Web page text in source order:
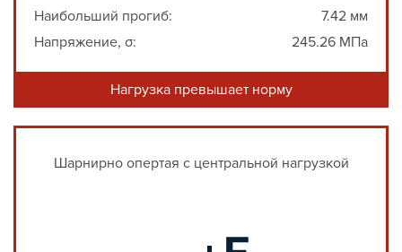
Наибольший прогиб:
7.42 мм
Напряжение, σ:
245.26 МПа
Нагрузка превышает норму
Шарнирно опертая с центральной нагрузкой